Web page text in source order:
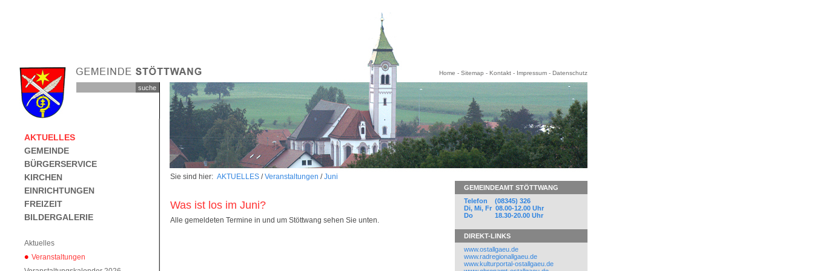
AKTUELLES
GEMEINDE
BÜRGERSERVICE
KIRCHEN
EINRICHTUNGEN
FREIZEIT
BILDERGALERIE
Aktuelles
Veranstaltungen
Home - Sitemap - Kontakt - Impressum - Datenschutz
Sie sind hier: AKTUELLES/Veranstaltungen /Juni
Was ist los im Juni?
Alle gemeldeten Termine in und um Stöttwang sehen Sie unten.
GEMEINDEAMT STÖTTWANG
Telefon (08345) 326
Di, Mi, Fr 08.00-12.00 Uhr
Do 18.30-20.00 Uhr
DIREKT-LINKS
www.ostallgaeu.de
www.radregionallgaeu.de
www.kulturportal-ostallgaeu.de